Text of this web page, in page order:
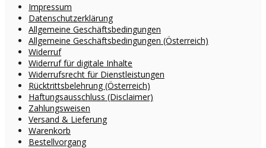
Impressum
Datenschutzerklärung
Allgemeine Geschäftsbedingungen
Allgemeine Geschäftsbedingungen (Österreich)
Widerruf
Widerruf für digitale Inhalte
Widerrufsrecht für Dienstleistungen
Rücktrittsbelehrung (Österreich)
Haftungsausschluss (Disclaimer)
Zahlungsweisen
Versand & Lieferung
Warenkorb
Bestellvorgang